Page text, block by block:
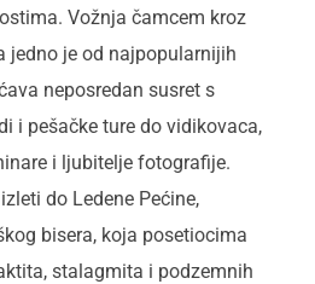
Vožnja čamcem kroz
jedno je od najpopularnijih
neposredan susret s
i pešačke ture do vidikovaca,
i ljubitelje fotografije.
do Ledene Pećine,
bisera, koja posetiocima
stalagmita i podzemnih